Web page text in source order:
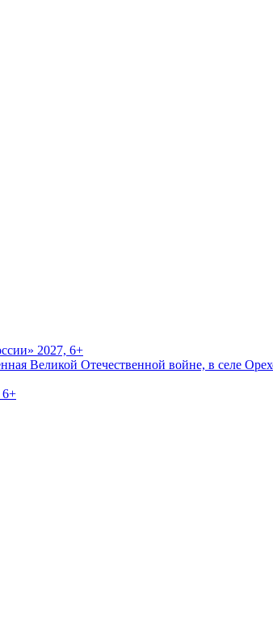
2027, 6+
Великой Отечественной войне, в селе
6+